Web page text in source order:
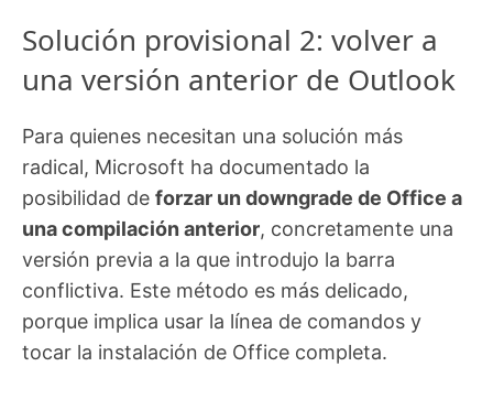
Solución provisional 2: volver a
una versión anterior de Outlook
Para quienes necesitan una solución más
radical, Microsoft ha documentado la
posibilidad de forzar un downgrade de Office a
una compilación anterior, concretamente una
versión previa a la que introdujo la barra
conflictiva. Este método es más delicado,
porque implica usar la línea de comandos y
tocar la instalación de Office completa.